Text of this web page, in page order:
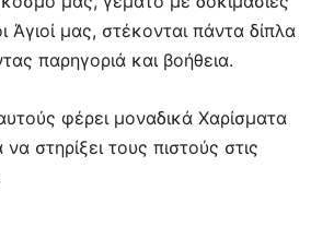
Άγιοί μας, στέκονται πάντα δίπλα
παρηγοριά και βοήθεια.
φέρει μοναδικά Χαρίσματα
να στηρίξει τους πιστούς στις